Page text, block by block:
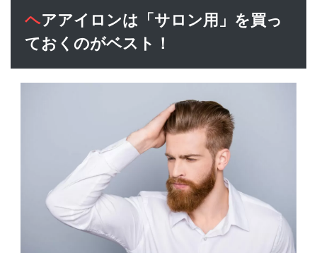
ヘアアイロンは「サロン用」を買っ
ておくのがベスト！